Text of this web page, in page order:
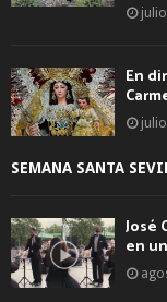
En
SEMANA SANTA
José
en